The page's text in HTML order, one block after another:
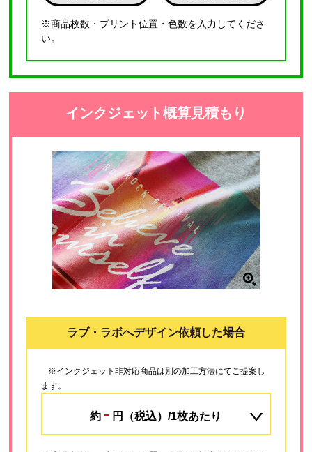
※商品枚数・プリント位置・色数を入力してくださ
い。
インクジェット概算見積もり
ラブ・ラボへデザイン依頼した場合
※インクジェット非対応商品は別の加工方法にてご提案し
ます。
約 - 円（税込）/1枚あたり